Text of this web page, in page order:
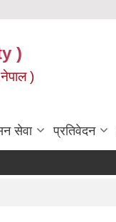
)
)
सेवा प्रतिवेदन